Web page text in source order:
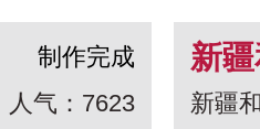
制作完成
人气：7623
新
白
新疆